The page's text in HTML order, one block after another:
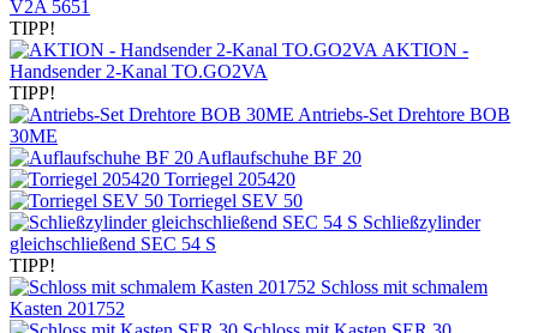
V2A 5651
TIPP!
AKTION -
Handsender 2-Kanal TO.GO2VA
TIPP!
Antriebs-Set Drehtore BOB
30ME
Auflaufschuhe BF 20
Torriegel 205420
Torriegel SEV 50
Schließzylinder
gleichschließend SEC 54 S
TIPP!
Schloss mit schmalem
Kasten 201752